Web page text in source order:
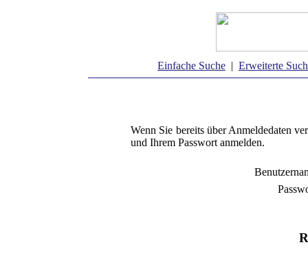
Einfache Suche | Erweiterte
Wenn Sie bereits über Anmeldedaten
und Ihrem Passwort anmelden.